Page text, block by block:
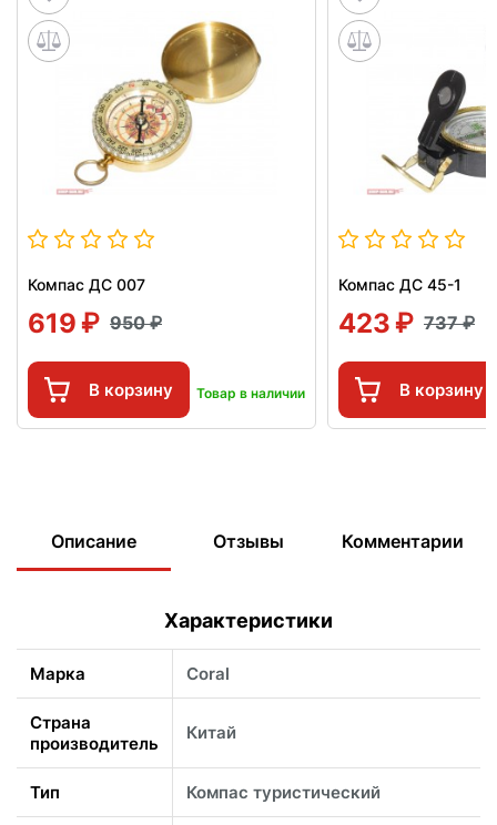
Компас ДС 007
619 950
В корзину Товар в наличии
Компас ДС 45-1
423 737
В корзину
Описание Отзывы Комментарии
Характеристики
Марка Coral
Страна
производитель
Китай
Тип Компас туристический